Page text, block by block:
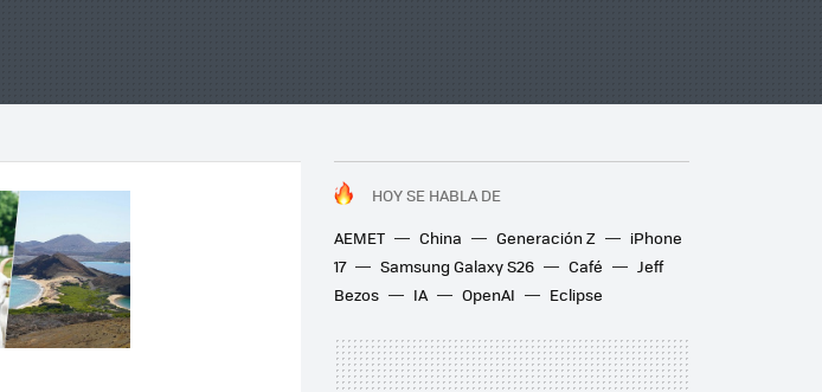
HOY SE HABLA DE
AEMET
China Generación Z
iPhone
17
Samsung Galaxy S26 Café
Jeff
Bezos
IA OpenAI Eclipse